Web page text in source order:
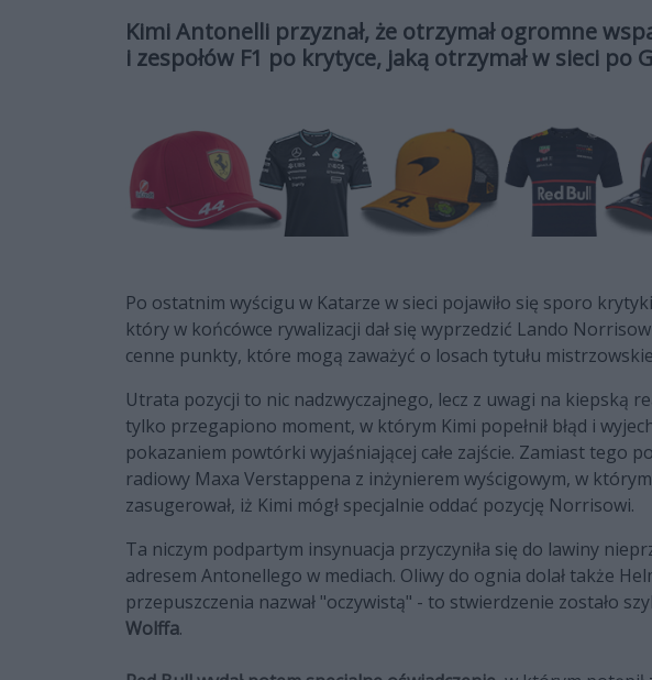
Kimi Antonelli przyznał, że otrzymał ogromne
i zespołów F1 po krytyce, jaką otrzymał w sieci po
Po ostatnim wyścigu w Katarze w sieci pojawiło się sporo
który w końcówce rywalizacji dał się wyprzedzić Lando
cenne punkty, które mogą zaważyć o losach tytułu
Utrata pozycji to nic nadzwyczajnego, lecz z uwagi na kiepską
tylko przegapiono moment, w którym Kimi popełnił błąd i
pokazaniem powtórki wyjaśniającej całe zajście. Zamiast tego
radiowy Maxa Verstappena z inżynierem wyścigowym, w
zasugerował, iż Kimi mógł specjalnie oddać pozycję Norrisowi.
Ta niczym podpartym insynuacja przyczyniła się do lawiny
adresem Antonellego w mediach. Oliwy do ognia dolał także
przepuszczenia nazwał "oczywistą" - to stwierdzenie zostało
Wolffa.